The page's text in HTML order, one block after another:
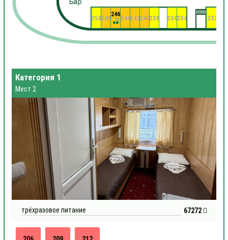
232
234
236
238
240
242
244
246
248
250
Категория 1
Мест 2
трёхразовое питание 67272